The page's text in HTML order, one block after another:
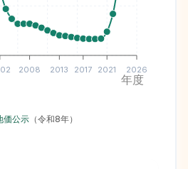
2008 2013 2017 2021 2026
年度
価公示 （令和8年）